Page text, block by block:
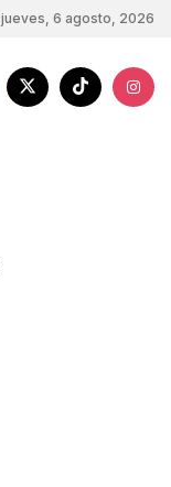
jueves, 6 agosto, 2026